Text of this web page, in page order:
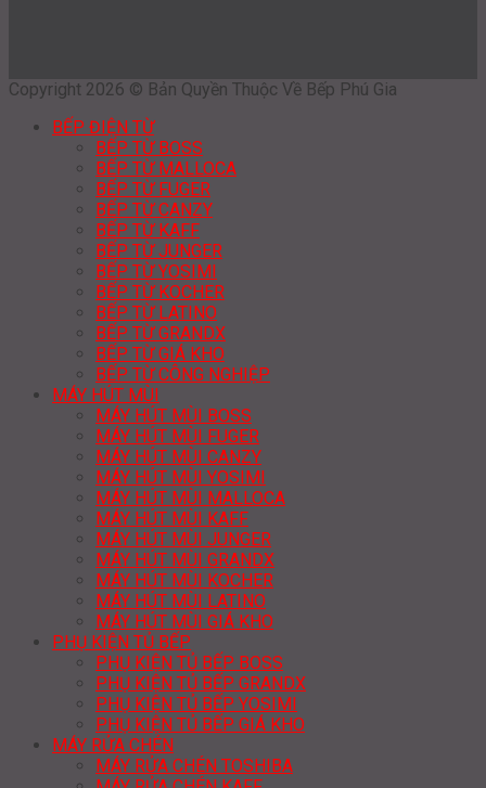
Copyright 2026 © Bản Quyền Thuộc Về Bếp Phú Gia
BẾP ĐIỆN TỪ
BẾP TỪ BOSS
BẾP TỪ MALLOCA
BẾP TỪ FUGER
BẾP TỪ CANZY
BẾP TỪ KAFF
BẾP TỪ JUNGER
BẾP TỪ YOSIMI
BẾP TỪ KOCHER
BẾP TỪ LATINO
BẾP TỪ GRANDX
BẾP TỪ GIÁ KHO
BẾP TỪ CÔNG NGHIỆP
MÁY HÚT MÙI
MÁY HÚT MÙI BOSS
MÁY HÚT MÙI FUGER
MÁY HÚT MÙI CANZY
MÁY HÚT MÙI YOSIMI
MÁY HÚT MÙI MALLOCA
MÁY HÚT MÙI KAFF
MÁY HÚT MÙI JUNGER
MÁY HÚT MÙI GRANDX
MÁY HÚT MÙI KOCHER
MÁY HÚT MÙI LATINO
MÁY HÚT MÙI GIÁ KHO
PHỤ KIỆN TỦ BẾP
PHỤ KIỆN TỦ BẾP BOSS
PHỤ KIỆN TỦ BẾP GRANDX
PHỤ KIỆN TỦ BẾP YOSIMI
PHỤ KIỆN TỦ BẾP GIÁ KHO
MÁY RỬA CHÉN
MÁY RỬA CHÉN TOSHIBA